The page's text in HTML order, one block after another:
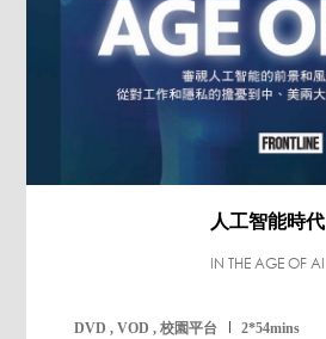
人工智能時代
IN THE AGE OF AI
DVD , VOD , 校園平台 2*54mins